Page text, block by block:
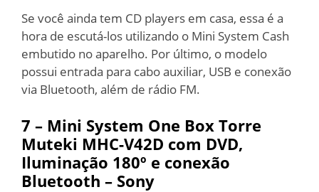
Se você ainda tem CD players em casa, essa é a
hora de escutá-los utilizando o Mini System Cash
embutido no aparelho. Por último, o modelo
possui entrada para cabo auxiliar, USB e conexão
via Bluetooth, além de rádio FM.
7 – Mini System One Box Torre
Muteki MHC-V42D com DVD,
Iluminação 180º e conexão
Bluetooth – Sony